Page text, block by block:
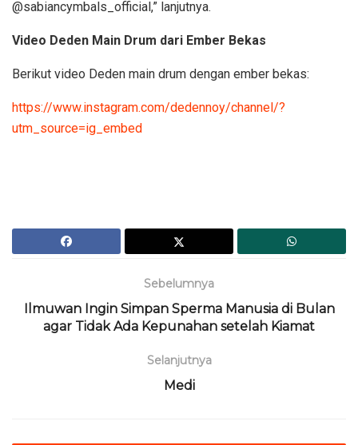
@sabiancymbals_official,” lanjutnya.
Video Deden Main Drum dari Ember Bekas
Berikut video Deden main drum dengan ember bekas:
https://www.instagram.com/dedennoy/channel/?
utm_source=ig_embed
Sebelumnya
Ilmuwan Ingin Simpan Sperma Manusia di Bulan
agar Tidak Ada Kepunahan setelah Kiamat
Selanjutnya
Medi